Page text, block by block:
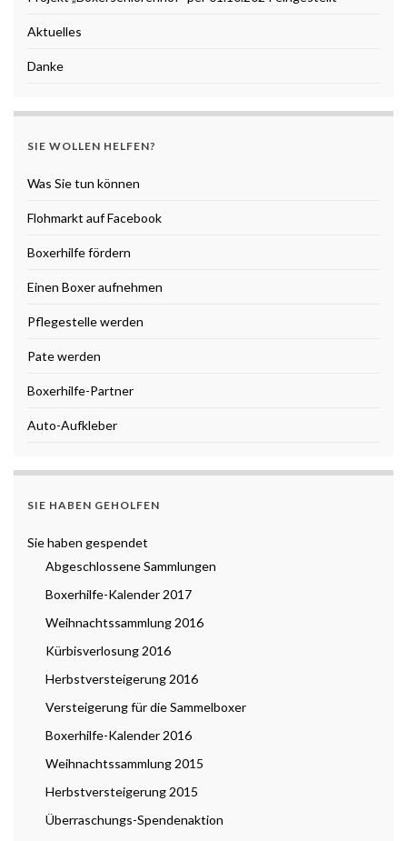
Aktuelles
Danke
SIE WOLLEN HELFEN?
Was Sie tun können
Flohmarkt auf Facebook
Boxerhilfe fördern
Einen Boxer aufnehmen
Pflegestelle werden
Pate werden
Boxerhilfe-Partner
Auto-Aufkleber
SIE HABEN GEHOLFEN
Sie haben gespendet
Abgeschlossene Sammlungen
Boxerhilfe-Kalender 2017
Weihnachtssammlung 2016
Kürbisverlosung 2016
Herbstversteigerung 2016
Versteigerung für die Sammelboxer
Boxerhilfe-Kalender 2016
Weihnachtssammlung 2015
Herbstversteigerung 2015
Überraschungs-Spendenaktion